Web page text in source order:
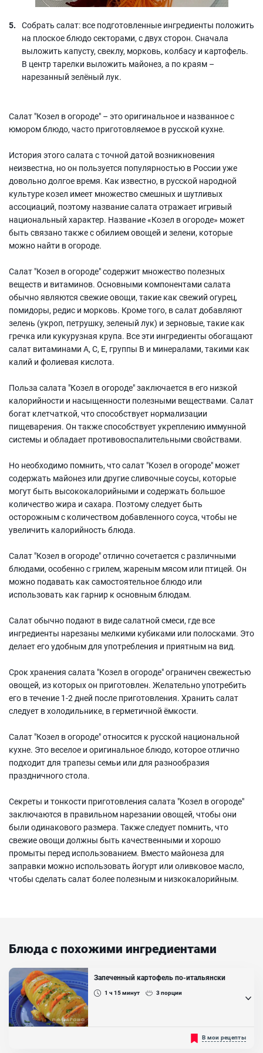
Собрать салат: все подготовленные ингредиенты положить
на плоское блюдо секторами, с двух сторон. Сначала
выложить капусту, свеклу, морковь, колбасу и картофель.
В центр тарелки выложить майонез, а по краям –
нарезанный зелёный лук.
Салат "Козел в огороде" – это оригинальное и названное с
юмором блюдо, часто приготовляемое в русской кухне.
История этого салата с точной датой возникновения
неизвестна, но он пользуется популярностью в России уже
довольно долгое время. Как известно, в русской народной
культуре козел имеет множество смешных и шутливых
ассоциаций, поэтому название салата отражает игривый
национальный характер. Название «Козел в огороде» может
быть связано также с обилием овощей и зелени, которые
можно найти в огороде.
Салат "Козел в огороде" содержит множество полезных
веществ и витаминов. Основными компонентами салата
обычно являются свежие овощи, такие как свежий огурец,
помидоры, редис и морковь. Кроме того, в салат добавляют
зелень (укроп, петрушку, зеленый лук) и зерновые, такие как
гречка или кукурузная крупа. Все эти ингредиенты обогащают
салат витаминами А, С, Е, группы В и минералами, такими как
калий и фолиевая кислота.
Польза салата "Козел в огороде" заключается в его низкой
калорийности и насыщенности полезными веществами. Салат
богат клетчаткой, что способствует нормализации
пищеварения. Он также способствует укреплению иммунной
системы и обладает противовоспалительными свойствами.
Но необходимо помнить, что салат "Козел в огороде" может
содержать майонез или другие сливочные соусы, которые
могут быть высококалорийными и содержать большое
количество жира и сахара. Поэтому следует быть
осторожным с количеством добавленного соуса, чтобы не
увеличить калорийность блюда.
Салат "Козел в огороде" отлично сочетается с различными
блюдами, особенно с грилем, жареным мясом или птицей. Он
можно подавать как самостоятельное блюдо или
использовать как гарнир к основным блюдам.
Салат обычно подают в виде салатной смеси, где все
ингредиенты нарезаны мелкими кубиками или полосками. Это
делает его удобным для употребления и приятным на вид.
Срок хранения салата "Козел в огороде" ограничен свежестью
овощей, из которых он приготовлен. Желательно употребить
его в течение 1-2 дней после приготовления. Хранить салат
следует в холодильнике, в герметичной ёмкости.
Салат "Козел в огороде" относится к русской национальной
кухне. Это веселое и оригинальное блюдо, которое отлично
подходит для трапезы семьи или для разнообразия
праздничного стола.
Секреты и тонкости приготовления салата "Козел в огороде"
заключаются в правильном нарезании овощей, чтобы они
были одинакового размера. Также следует помнить, что
свежие овощи должны быть качественными и хорошо
промыты перед использованием. Вместо майонеза для
заправки можно использовать йогурт или оливковое масло,
чтобы сделать салат более полезным и низкокалорийным.
Блюда с похожими ингредиентами
Запеченный картофель по-итальянски
1 ч 15минут 3порции
Запечённый картофель по-итальянски – это отличная
альтернатива привычным блюдам из картофеля. А его
В мои рецепты